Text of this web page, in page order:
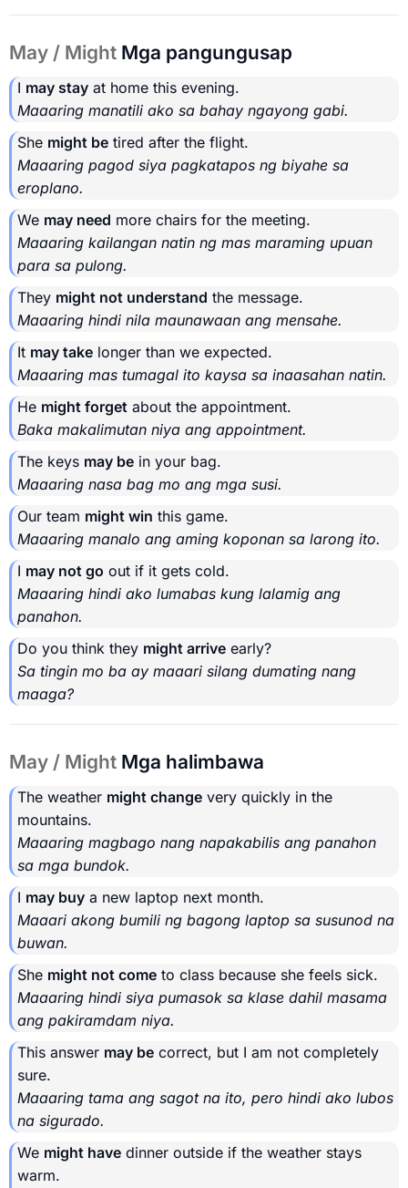
May / Might Mga pangungusap
I may stay at home this evening.
Maaaring manatili ako sa bahay ngayong gabi.
She might be tired after the flight.
Maaaring pagod siya pagkatapos ng biyahe sa
eroplano.
We may need more chairs for the meeting.
Maaaring kailangan natin ng mas maraming upuan
para sa pulong.
They might not understand the message.
Maaaring hindi nila maunawaan ang mensahe.
It may take longer than we expected.
Maaaring mas tumagal ito kaysa sa inaasahan natin.
He might forget about the appointment.
Baka makalimutan niya ang appointment.
The keys may be in your bag.
Maaaring nasa bag mo ang mga susi.
Our team might win this game.
Maaaring manalo ang aming koponan sa larong ito.
I may not go out if it gets cold.
Maaaring hindi ako lumabas kung lalamig ang
panahon.
Do you think they might arrive early?
Sa tingin mo ba ay maaari silang dumating nang
maaga?
May / Might Mga halimbawa
The weather might change very quickly in the
mountains.
Maaaring magbago nang napakabilis ang panahon
sa mga bundok.
I may buy a new laptop next month.
Maaari akong bumili ng bagong laptop sa susunod na
buwan.
She might not come to class because she feels sick.
Maaaring hindi siya pumasok sa klase dahil masama
ang pakiramdam niya.
This answer may be correct, but I am not completely
sure.
Maaaring tama ang sagot na ito, pero hindi ako lubos
na sigurado.
We might have dinner outside if the weather stays
warm.